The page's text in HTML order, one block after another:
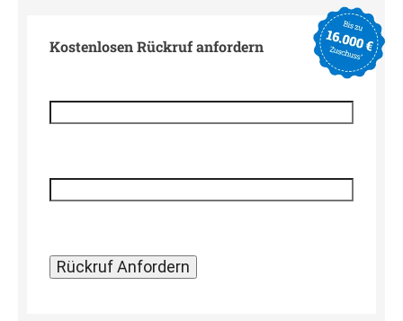
Kostenlosen Rückruf anfordern